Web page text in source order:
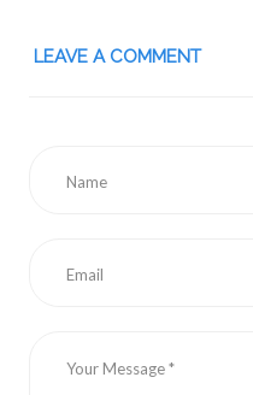
LEAVE A COMMENT